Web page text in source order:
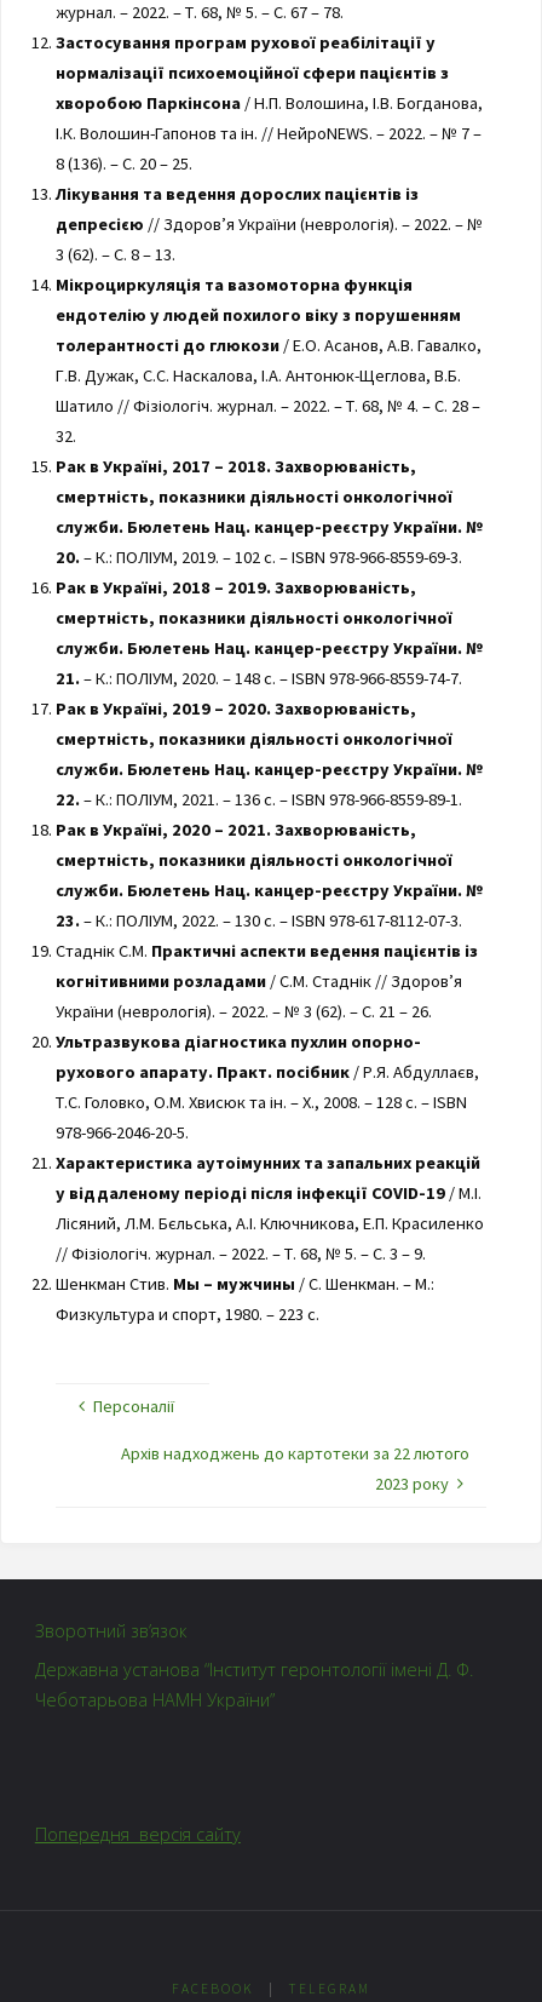
журнал. – 2022. – Т. 68, № 5. – С. 67 – 78.
Застосування програм рухової реабілітації у
нормалізації психоемоційної сфери пацієнтів з
хворобою Паркінсона/ Н.П. Волошина, І.В. Богданова,
І.К. Волошин-Гапонов та ін. // НейроNEWS. – 2022. – № 7 –
8 (136). – С. 20 – 25.
Лікування та ведення дорослих пацієнтів із
депресією // Здоров’я України (неврологія). – 2022. – №
3 (62). – С. 8 – 13.
Мікроциркуляція та вазомоторна функція
ендотелію у людей похилого віку з порушенням
толерантності до глюкози/ Е.О. Асанов, А.В. Гавалко,
Г.В. Дужак, С.С. Наскалова, І.А. Антонюк-Щеглова, В.Б.
Шатило // Фізіологіч. журнал. – 2022. – Т. 68, № 4. – С. 28 –
32.
Рак в Україні, 2017 – 2018. Захворюваність,
смертність, показники діяльності онкологічної
служби. Бюлетень Нац. канцер-реєстру України. №
20.– К.: ПОЛІУМ, 2019. – 102 с. – ISBN 978-966-8559-69-3.
Рак в Україні, 2018 – 2019. Захворюваність,
смертність, показники діяльності онкологічної
служби. Бюлетень Нац. канцер-реєстру України. №
21.– К.: ПОЛІУМ, 2020. – 148 с. – ISBN 978-966-8559-74-7.
Рак в Україні, 2019 – 2020. Захворюваність,
смертність, показники діяльності онкологічної
служби. Бюлетень Нац. канцер-реєстру України. №
22.– К.: ПОЛІУМ, 2021. – 136 с. – ISBN 978-966-8559-89-1.
Рак в Україні, 2020 – 2021. Захворюваність,
смертність, показники діяльності онкологічної
служби. Бюлетень Нац. канцер-реєстру України. №
23.– К.: ПОЛІУМ, 2022. – 130 с. – ISBN 978-617-8112-07-3.
Стаднік С.М. Практичні аспекти ведення пацієнтів із
когнітивними розладами/ С.М. Стаднік // Здоров’я
України (неврологія). – 2022. – № 3 (62). – С. 21 – 26.
Ультразвукова діагностика пухлин опорно-
рухового апарату. Практ. посібник/ Р.Я. Абдуллаєв,
Т.С. Головко, О.М. Хвисюк та ін. – Х., 2008. – 128 с. – ISBN
978-966-2046-20-5.
Характеристика аутоімунних та запальних реакцій
у віддаленому періоді після інфекції COVID-19/ М.І.
Лісяний, Л.М. Бєльська, А.І. Ключникова, Е.П. Красиленко
// Фізіологіч. журнал. – 2022. – Т. 68, № 5. – С. 3 – 9.
Шенкман Стив. Мы – мужчины / С. Шенкман. – М.:
Физкультура и спорт, 1980. – 223 с.
Персоналії
Архів надходжень до картотеки за 22 лютого
2023 року
Зворотний зв’язок
Державна установа “Інститут геронтології імені Д. Ф.
Чеботарьова НАМН України”
Попередня версія сайту
FACEBOOK | TELEGRAM